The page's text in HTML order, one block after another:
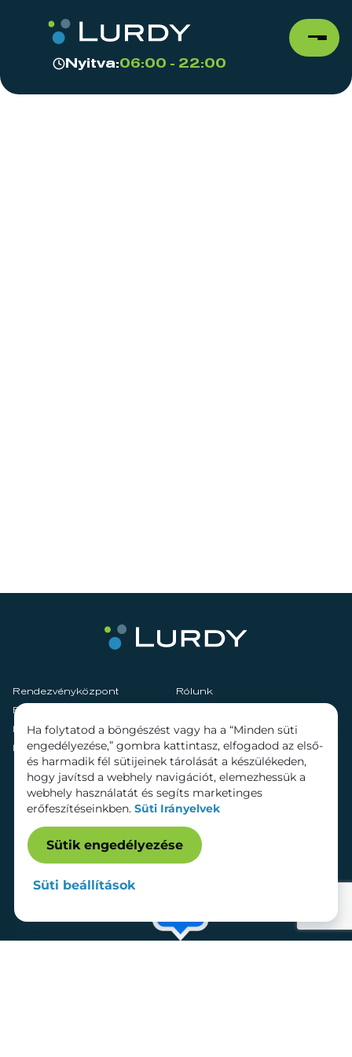
Nyitva:06:00 - 22:00
Rendezvényközpont
Rólunk
Fenntarthatóság
Hírek
Szolgáltatások
Kapcsolat
Bérelhető területek
Ha folytatod a böngészést vagy ha a “Minden süti
engedélyezése,” gombra kattintasz, elfogadod az első-
és harmadik fél sütijeinek tárolását a készülékeden,
hogy javítsd a webhely navigációt, elemezhessük a
webhely használatát és segíts marketinges
erőfeszítéseinkben. Süti Irányelvek
Sütik engedélyezése
Süti beállítások